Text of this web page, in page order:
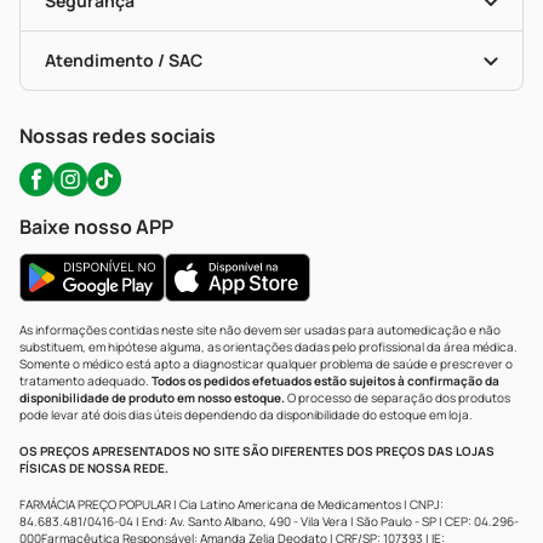
Troca E Devolução
Bulas De A A Z
Políticas De Marketplace
Testes Rápidos
Autoteste Covid-19
Certificado De Segurança
Portal Da Privacidade
Atendimento / SAC
WhatsApp (47) 9202-1687
Nossas redes sociais
Baixe nosso APP
As informações contidas neste site não devem ser usadas para automedicação e não
substituem, em hipótese alguma, as orientações dadas pelo profissional da área médica.
Somente o médico está apto a diagnosticar qualquer problema de saúde e prescrever o
tratamento adequado. Todos os pedidos efetuados estão sujeitos à confirmação da
disponibilidade de produto em nosso estoque.O processo de separação dos produtos
pode levar até dois dias úteis dependendo da disponibilidade do estoque em loja.
OS PREÇOS APRESENTADOS NO SITE SÃO DIFERENTES DOS PREÇOS DAS LOJAS
FÍSICAS DE NOSSA REDE.
FARMÁCIA PREÇO POPULAR | Cia Latino Americana de Medicamentos | CNPJ:
84.683.481/0416-04 | End: Av. Santo Albano, 490 - Vila Vera | São Paulo - SP | CEP: 04.296-
000Farmacêutica Responsável: Amanda Zelia Deodato | CRF/SP: 107393 | IE: